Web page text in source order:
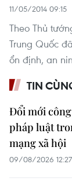
11/05/2014 09:15
Theo Thủ
Trung Quốc
ổn định, an
TIN
Đổi mới
pháp luật
mạng xã hội
09/08/2026 12:27